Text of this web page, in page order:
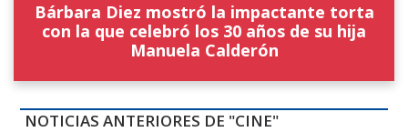
Bárbara Diez mostró la impactante torta
con la que celebró los 30 años de su hija
Manuela Calderón
NOTICIAS ANTERIORES DE "CINE"